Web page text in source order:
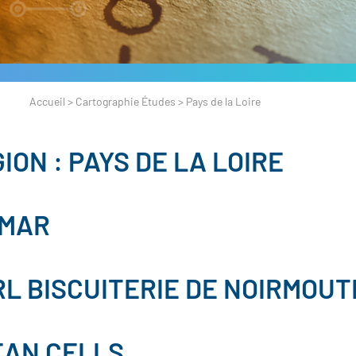
Accueil > Cartographie Études > Pays de la Loire
: PAYS DE LA LOIRE
BISCUITERIE DE